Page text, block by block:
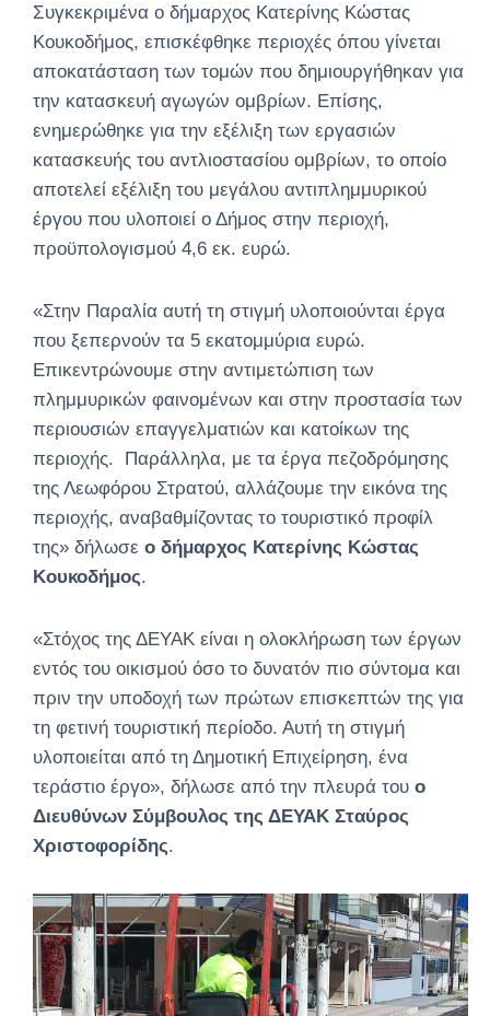
Συγκεκριμένα ο δήμαρχος Κατερίνης Κώστας
Κουκοδήμος, επισκέφθηκε περιοχές όπου γίνεται
αποκατάσταση των τομών που δημιουργήθηκαν για
την κατασκευή αγωγών ομβρίων. Επίσης,
ενημερώθηκε για την εξέλιξη των εργασιών
κατασκευής του αντλιοστασίου ομβρίων, το οποίο
αποτελεί εξέλιξη του μεγάλου αντιπλημμυρικού
έργου που υλοποιεί ο Δήμος στην περιοχή,
προϋπολογισμού 4,6 εκ. ευρώ.
«Στην Παραλία αυτή τη στιγμή υλοποιούνται έργα
που ξεπερνούν τα 5 εκατομμύρια ευρώ.
Επικεντρώνουμε στην αντιμετώπιση των
πλημμυρικών φαινομένων και στην προστασία των
περιουσιών επαγγελματιών και κατοίκων της
περιοχής. Παράλληλα, με τα έργα πεζοδρόμησης
της Λεωφόρου Στρατού, αλλάζουμε την εικόνα της
περιοχής, αναβαθμίζοντας το τουριστικό προφίλ
της» δήλωσε ο δήμαρχος Κατερίνης Κώστας
Κουκοδήμος.
«Στόχος της ΔΕΥΑΚ είναι η ολοκλήρωση των έργων
εντός του οικισμού όσο το δυνατόν πιο σύντομα και
πριν την υποδοχή των πρώτων επισκεπτών της για
τη φετινή τουριστική περίοδο. Αυτή τη στιγμή
υλοποιείται από τη Δημοτική Επιχείρηση, ένα
τεράστιο έργο», δήλωσε από την πλευρά του ο
Διευθύνων Σύμβουλος της ΔΕΥΑΚ Σταύρος
Χριστοφορίδης.